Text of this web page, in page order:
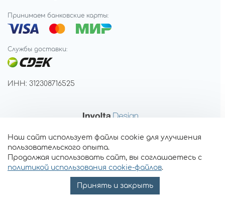
Принимаем банковские карты:
Службы доставки:
ИНН: 312308716525
Наш сайт использует файлы cookie для улучшения
пользовательского опыта.
Продолжая использовать сайт, вы соглашаетесь с
политикой использования cookie-файлов.
Принять и закрыть